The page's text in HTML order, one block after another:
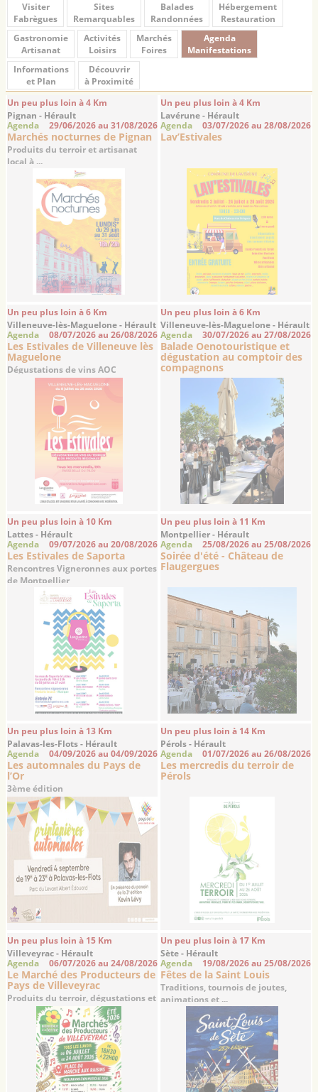
Visiter
Fabrègues
Sites
Remarquables
Balades
Randonnées
Hébergement
Restauration
Gastronomie
Artisanat
Activités
Loisirs
Marchés
Foires
Agenda
Manifestations
Informations
et Plan
Découvrir
à Proximité
Un peu plus loin à 4 Km
Pignan - Hérault
Agenda 29/06/2026 au 31/08/2026
Marchés nocturnes de Pignan
Produits du terroir et artisanat
local à ...
Un peu plus loin à 4 Km
Lavérune - Hérault
Agenda 03/07/2026 au 28/08/2026
Lav’Estivales
Un peu plus loin à 6 Km
Villeneuve-lès-Maguelone - Hérault
Agenda 08/07/2026 au 26/08/2026
Les Estivales de Villeneuve lès
Maguelone
Dégustations de vins AOC
Languedoc et de ...
Un peu plus loin à 6 Km
Villeneuve-lès-Maguelone - Hérault
Agenda 30/07/2026 au 27/08/2026
Balade Oenotouristique et
dégustation au comptoir des
compagnons
Un peu plus loin à 10 Km
Lattes - Hérault
Agenda 09/07/2026 au 20/08/2026
Les Estivales de Saporta
Rencontres Vigneronnes aux portes
de Montpellier
Un peu plus loin à 11 Km
Montpellier - Hérault
Agenda 25/08/2026 au 25/08/2026
Soirée d'été - Château de
Flaugergues
Un peu plus loin à 13 Km
Palavas-les-Flots - Hérault
Agenda 04/09/2026 au 04/09/2026
Les automnales du Pays de
l’Or
3ème édition
Un peu plus loin à 14 Km
Pérols - Hérault
Agenda 01/07/2026 au 26/08/2026
Les mercredis du terroir de
Pérols
Un peu plus loin à 15 Km
Villeveyrac - Hérault
Agenda 06/07/2026 au 24/08/2026
Le Marché des Producteurs de
Pays de Villeveyrac
Produits du terroir, dégustations et
soirées ...
Un peu plus loin à 17 Km
Sète - Hérault
Agenda 19/08/2026 au 25/08/2026
Fêtes de la Saint Louis
Traditions, tournois de joutes,
animations et ...